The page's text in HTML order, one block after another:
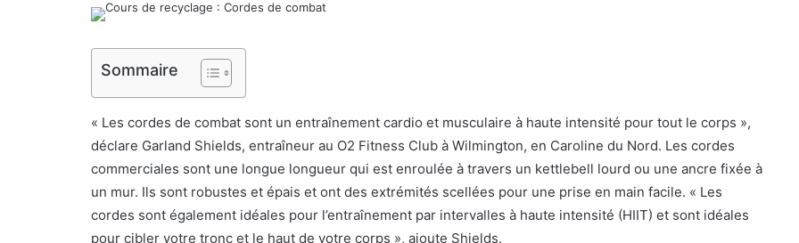
Sommaire
« Les cordes de combat sont un entraînement cardio et musculaire à haute intensité pour tout le corps »,
déclare Garland Shields, entraîneur au O2 Fitness Club à Wilmington, en Caroline du Nord. Les cordes
commerciales sont une longue longueur qui est enroulée à travers un kettlebell lourd ou une ancre fixée à
un mur. Ils sont robustes et épais et ont des extrémités scellées pour une prise en main facile. « Les
cordes sont également idéales pour l’entraînement par intervalles à haute intensité (HIIT) et sont idéales
pour cibler votre tronc et le haut de votre corps », ajoute Shields.